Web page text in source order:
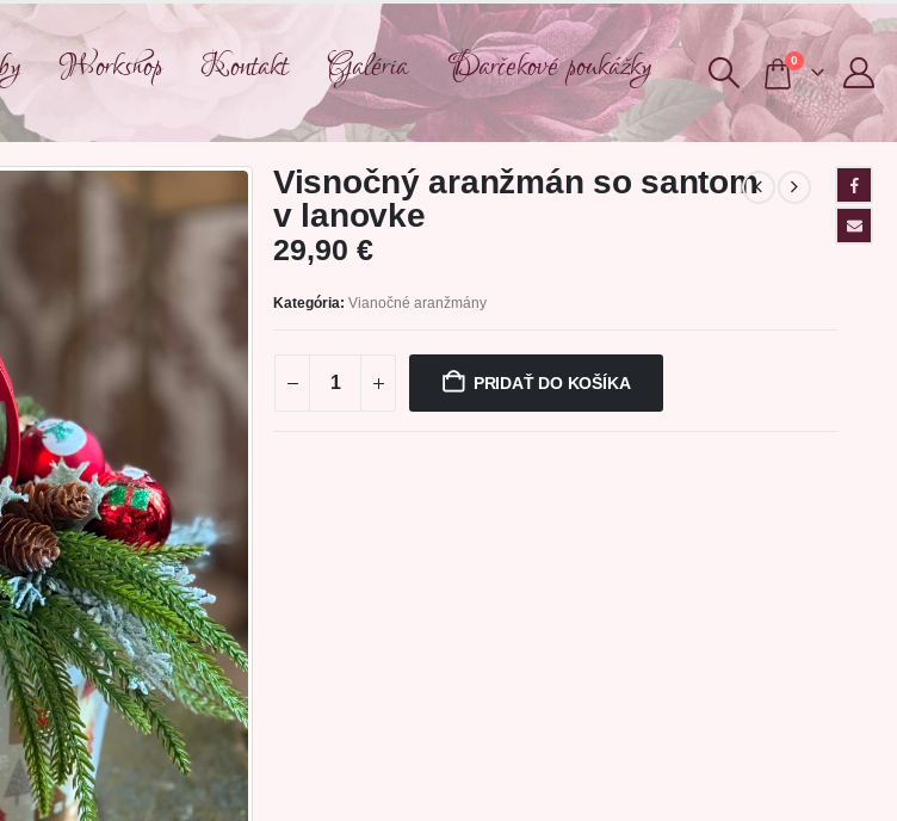
Workshop Kontakt Galéria Darčekové poukážky 0
Visnočný aranžmán so santom
v lanovke
29,90 €
Kategória: Vianočné aranžmány
PRIDAŤ DO KOŠÍKA